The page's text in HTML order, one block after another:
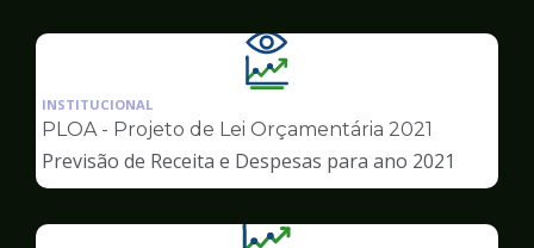
Ilustração
da
pagina
Transparência
INSTITUCIONAL
PLOA - Projeto de Lei Orçamentária 2021
Previsão de Receita e Despesas para ano 2021